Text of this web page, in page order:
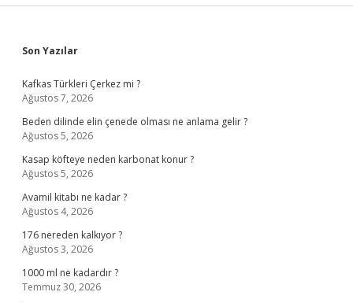
Sidebar
Son Yazılar
Kafkas Türkleri Çerkez mi ?
Ağustos 7, 2026
Beden dilinde elin çenede olması ne anlama gelir ?
Ağustos 5, 2026
Kasap köfteye neden karbonat konur ?
Ağustos 5, 2026
Avamil kitabı ne kadar ?
Ağustos 4, 2026
176 nereden kalkıyor ?
Ağustos 3, 2026
1000 ml ne kadardır ?
Temmuz 30, 2026